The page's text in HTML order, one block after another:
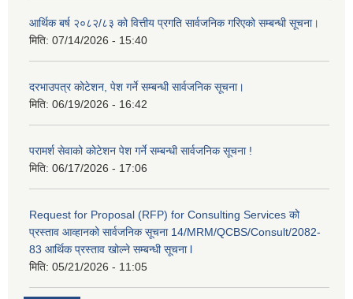
आर्थिक बर्ष २०८२/८३ को वित्तीय प्रगति सार्वजनिक गरिएको सम्बन्धी सूचना।
मिति: 07/14/2026 - 15:40
दरभाउपत्र कोटेशन, पेश गर्ने सम्बन्धी सार्वजनिक सूचना।
मिति: 06/19/2026 - 16:42
परामर्श सेवाको कोटेशन पेश गर्ने सम्बन्धी सार्वजनिक सूचना !
मिति: 06/17/2026 - 17:06
Request for Proposal (RFP) for Consulting Services को
प्रस्ताव आव्हानको सार्वजनिक सूचना 14/MRM/QCBS/Consult/2082-
83 आर्थिक प्रस्ताव खोल्ने सम्बन्धी सूचना l
मिति: 05/21/2026 - 11:05